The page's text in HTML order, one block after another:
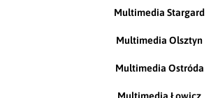
Multimedia Stargard
Multimedia Olsztyn
Multimedia Ostróda